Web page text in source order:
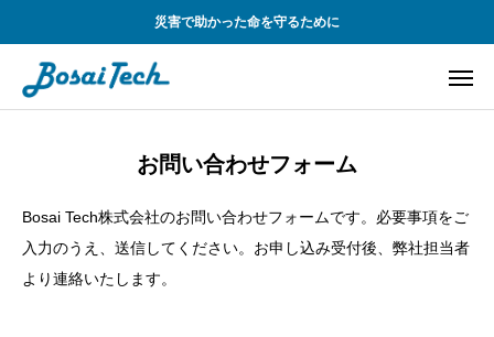
災害で助かった命を守るために
お問い合わせフォーム
Bosai Tech株式会社のお問い合わせフォームです。必要事項をご
入力のうえ、送信してください。お申し込み受付後、弊社担当者
より連絡いたします。